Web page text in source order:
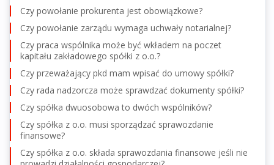
Czy powołanie prokurenta jest obowiązkowe?
Czy powołanie zarządu wymaga uchwały notarialnej?
Czy praca wspólnika może być wkładem na poczet
kapitału zakładowego spółki z o.o.?
Czy przeważający pkd mam wpisać do umowy spółki?
Czy rada nadzorcza może sprawdzać dokumenty spółki?
Czy spółka dwuosobowa to dwóch wspólników?
Czy spółka z o.o. musi sporządzać sprawozdanie
finansowe?
Czy spółka z o.o. składa sprawozdania finansowe jeśli nie